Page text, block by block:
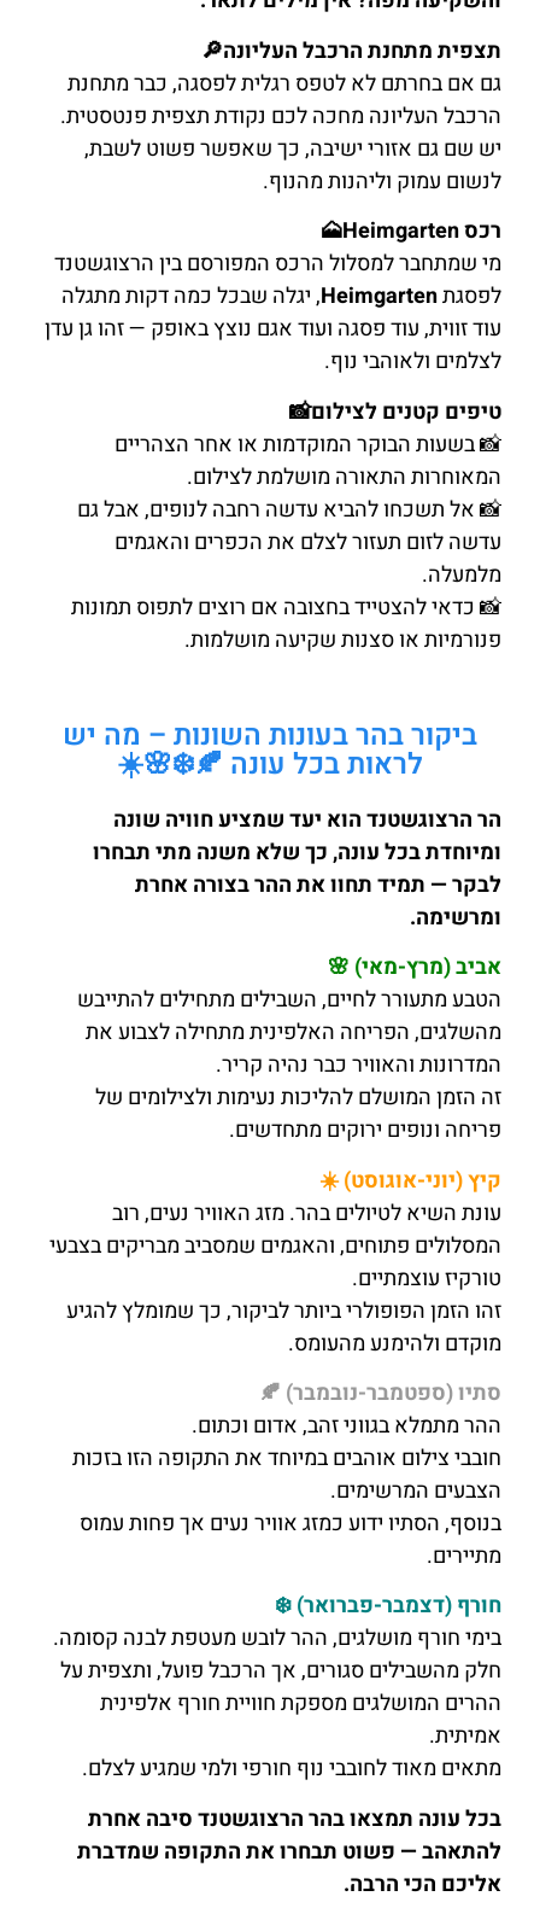
תצפית מתחנת הרכבל העליונה🔎
גם אם בחרתם לא לטפס רגלית לפסגה, כבר מתחנת
הרכבל העליונה מחכה לכם נקודת תצפית פנטסטית.
יש שם גם אזורי ישיבה, כך שאפשר פשוט לשבת,
לנשום עמוק וליהנות מהנוף.
רכס Heimgarten🗻
מי שמתחבר למסלול הרכס המפורסם בין הרצוגשטנד
לפסגתHeimgarten, יגלה שבכל כמה דקות מתגלה
עוד זווית, עוד פסגה ועוד אגם נוצץ באופק — זהו גן עדן
לצלמים ולאוהבי נוף.
טיפים קטנים לצילום📸
📸 בשעות הבוקר המוקדמות או אחר הצהריים
המאוחרות התאורה מושלמת לצילום.
📸 אל תשכחו להביא עדשה רחבה לנופים, אבל גם
עדשה לזום תעזור לצלם את הכפרים והאגמים
מלמעלה.
📸 כדאי להצטייד בחצובה אם רוצים לתפוס תמונות
פנורמיות או סצנות שקיעה מושלמות.
ביקור בהר בעונות השונות – מה יש
לראות בכל עונה 🍂❄️🌸☀️
הר הרצוגשטנד הוא יעד שמציע חוויה שונה
ומיוחדת בכל עונה, כך שלא משנה מתי תבחרו
לבקר — תמיד תחוו את ההר בצורה אחרת
ומרשימה.
אביב (מרץ-מאי) 🌸
הטבע מתעורר לחיים, השבילים מתחילים להתייבש
מהשלגים, הפריחה האלפינית מתחילה לצבוע את
המדרונות והאוויר כבר נהיה קריר.
זה הזמן המושלם להליכות נעימות ולצילומים של
פריחה ונופים ירוקים מתחדשים.
קיץ (יוני-אוגוסט) ☀️
עונת השיא לטיולים בהר. מזג האוויר נעים, רוב
המסלולים פתוחים, והאגמים שמסביב מבריקים בצבעי
טורקיז עוצמתיים.
זהו הזמן הפופולרי ביותר לביקור, כך שמומלץ להגיע
מוקדם ולהימנע מהעומס.
סתיו (ספטמבר-נובמבר) 🍂
ההר מתמלא בגווני זהב, אדום וכתום.
חובבי צילום אוהבים במיוחד את התקופה הזו בזכות
הצבעים המרשימים.
בנוסף, הסתיו ידוע כמזג אוויר נעים אך פחות עמוס
מתיירים.
חורף (דצמבר-פברואר) ❄️
בימי חורף מושלגים, ההר לובש מעטפת לבנה קסומה.
חלק מהשבילים סגורים, אך הרכבל פועל, ותצפית על
ההרים המושלגים מספקת חוויית חורף אלפינית
אמיתית.
מתאים מאוד לחובבי נוף חורפי ולמי שמגיע לצלם.
בכל עונה תמצאו בהר הרצוגשטנד סיבה אחרת
להתאהב — פשוט תבחרו את התקופה שמדברת
אליכם הכי הרבה.